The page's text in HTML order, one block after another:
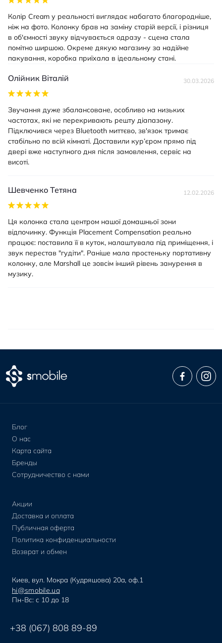
Колір Cream у реальності виглядає набагато благородніше,
ніж на фото. Колонку брав на заміну старій версії, і різниця
в об'ємності звуку відчувається одразу - сцена стала
помітно ширшою. Окреме дякую магазину за надійне
пакування, коробка приїхала в ідеальному стані.
Олійник Віталій 30.03.2026
Звучання дуже збалансоване, особливо на низьких
частотах, які не перекривають решту діапазону.
Підключився через Bluetooth миттєво, зв'язок тримає
стабільно по всій кімнаті. Доставили кур’єром прямо під
двері вже наступного дня після замовлення, сервіс на
висоті.
Шевченко Тетяна 12.02.2026
Ця колонка стала центром нашої домашньої зони
відпочинку. Функція Placement Compensation реально
працює: поставила її в куток, налаштувала під приміщення, і
звук перестав "гудіти". Раніше мала простеньку портативну
колонку, але Marshall це зовсім інший рівень занурення в
музику.
Блог
О нас
Карта сайта
Бренды
Сотрудничество с нами
Акции
Доставка и оплата
Публичная оферта
Политика конфиденциальности
Возврат и обмен
Киев, вул. Мокра (Кудряшова) 20а, оф.1
hi@smobile.ua
Пн-Вс: с 10 до 18
+38 (067) 808 89-89